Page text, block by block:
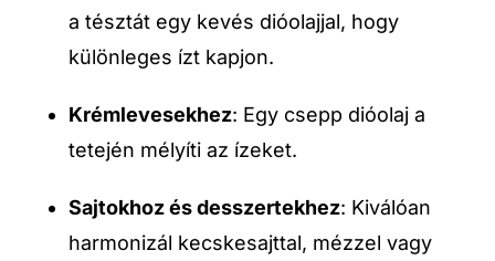
a tésztát egy kevés dióolajjal, hogy
különleges ízt kapjon.
Krémlevesekhez: Egy csepp dióolaj a
tetején mélyíti az ízeket.
Sajtokhoz és desszertekhez: Kiválóan
harmonizál kecskesajttal, mézzel vagy